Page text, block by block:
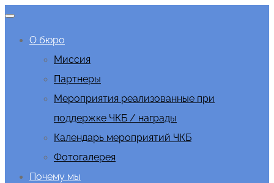
О бюро
Миссия
Партнеры
Мероприятия реализованные при
поддержке ЧКБ / награды
Календарь мероприятий ЧКБ
Фотогалерея
Почему мы